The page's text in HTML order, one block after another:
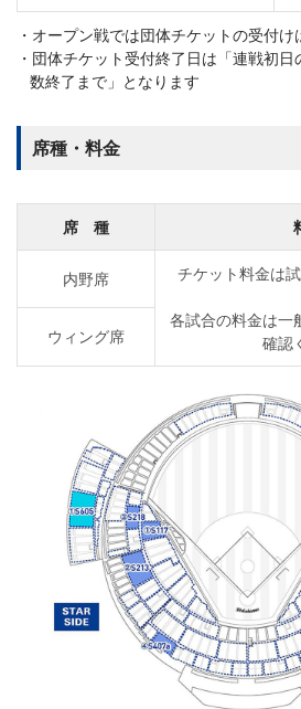
オープン戦では団体チケットの受付け
団体チケット受付終了日は「連戦初
数終了まで」となります
席種・料金
席 種
内野席
チケット料金は
各試合の料金は一
確認
ウィング席